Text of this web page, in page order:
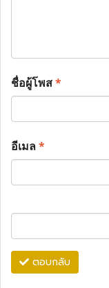
ชื่อผู้โพส*
อีเมล*
ตอบกลับ